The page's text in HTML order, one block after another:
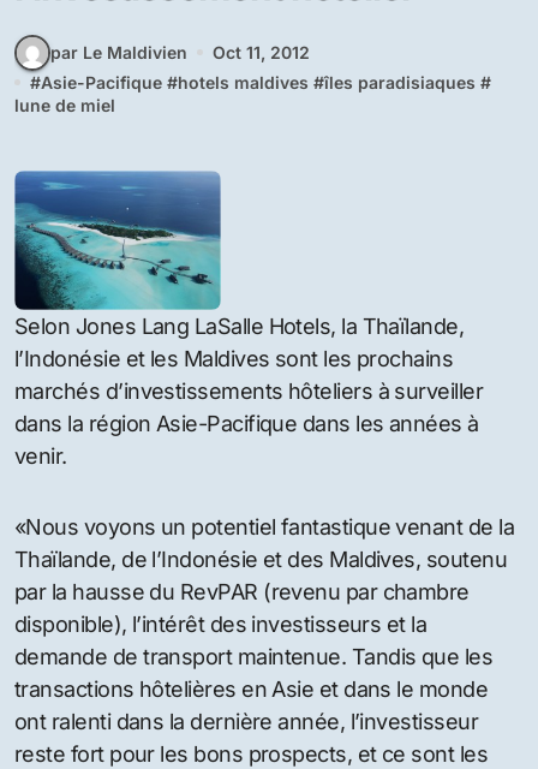
Accueil
Hebergement
Les Maldives deviennent un marché attractif pour
l’investissement hôtelier
Les Maldives deviennent un
l’investissement hôtelier
par Le Maldivien
Oct 11, 2012
Asie-Pacifique hotels maldives îles paradisiaques
lune de miel